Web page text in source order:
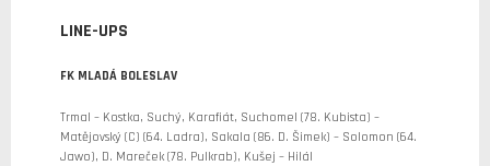
LINE-UPS
FK MLADÁ BOLESLAV
Trmal – Kostka, Suchý, Karafiát, Suchomel (78. Kubista) –
Matějovský (C) (64. Ladra), Sakala (86. D. Šimek) – Solomon (64.
Jawo), D. Mareček (78. Pulkrab), Kušej – Hilál